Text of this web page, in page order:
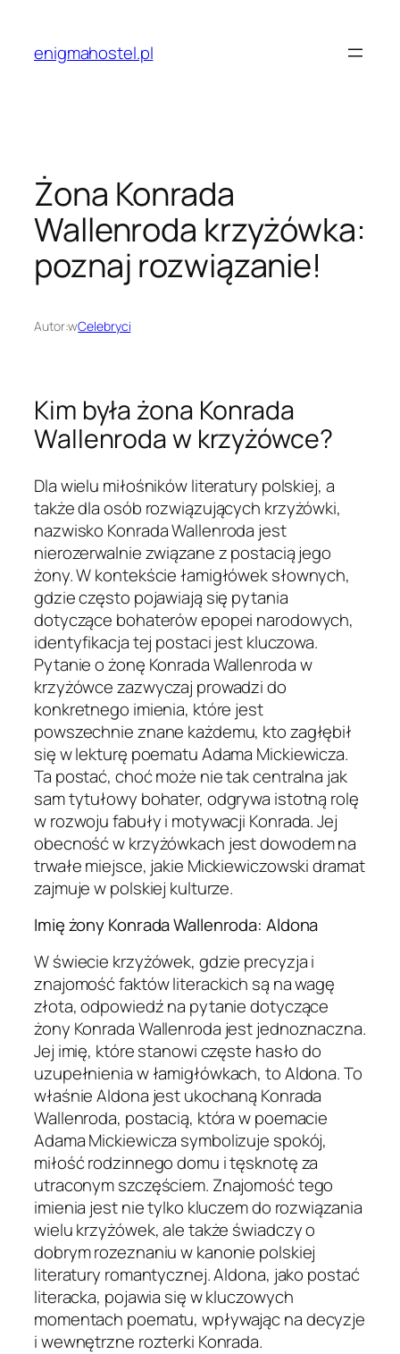
treścienigmahostel.pl
Żona Konrada
Wallenroda krzyżówka:
poznaj rozwiązanie!
Autor:wCelebryci
Kim była żona Konrada
Wallenroda w krzyżówce?
Dla wielu miłośników literatury polskiej, a
także dla osób rozwiązujących krzyżówki,
nazwisko Konrada Wallenroda jest
nierozerwalnie związane z postacią jego
żony. W kontekście łamigłówek słownych,
gdzie często pojawiają się pytania
dotyczące bohaterów epopei narodowych,
identyfikacja tej postaci jest kluczowa.
Pytanie o żonę Konrada Wallenroda w
krzyżówce zazwyczaj prowadzi do
konkretnego imienia, które jest
powszechnie znane każdemu, kto zagłębił
się w lekturę poematu Adama Mickiewicza.
Ta postać, choć może nie tak centralna jak
sam tytułowy bohater, odgrywa istotną rolę
w rozwoju fabuły i motywacji Konrada. Jej
obecność w krzyżówkach jest dowodem na
trwałe miejsce, jakie Mickiewiczowski dramat
zajmuje w polskiej kulturze.
Imię żony Konrada Wallenroda: Aldona
W świecie krzyżówek, gdzie precyzja i
znajomość faktów literackich są na wagę
złota, odpowiedź na pytanie dotyczące
żony Konrada Wallenroda jest jednoznaczna.
Jej imię, które stanowi częste hasło do
uzupełnienia w łamigłówkach, to Aldona. To
właśnie Aldona jest ukochaną Konrada
Wallenroda, postacią, która w poemacie
Adama Mickiewicza symbolizuje spokój,
miłość rodzinnego domu i tęsknotę za
utraconym szczęściem. Znajomość tego
imienia jest nie tylko kluczem do rozwiązania
wielu krzyżówek, ale także świadczy o
dobrym rozeznaniu w kanonie polskiej
literatury romantycznej. Aldona, jako postać
literacka, pojawia się w kluczowych
momentach poematu, wpływając na decyzje
i wewnętrzne rozterki Konrada.